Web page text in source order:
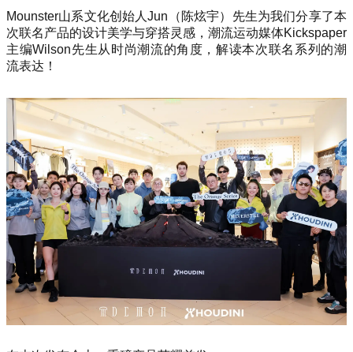
Mounster山系文化创始人Jun（陈炫宇）先生为我们分享了本
次联名产品的设计美学与穿搭灵感，潮流运动媒体Kickspaper
主编Wilson先生从时尚潮流的角度，解读本次联名系列的潮
流表达！